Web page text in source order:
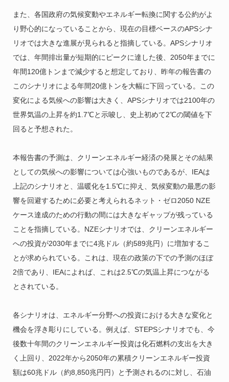
また、各国政府の気候変動やエネルギー転換に関する公約がよ
り野心的になっていることから、現在の目標ベースのAPSシナ
リオでは大きな進展が見られると指摘している。APSシナリオ
では、年間排出量が短期的にピークに達した後、2050年までに
年間120億トンまで減少すると想定しており、昨年の報告書の
このシナリオによる年間20億トンを大幅に下回っている。この
変化による気候への影響は大きく、APSシナリオでは2100年の
世界気温の上昇を約1.7℃と示唆し、史上初めて2℃の閾値を下
回ると予想された。
本報告書の予測は、クリーンエネルギー経済の発展とその結果
としての気候への影響については心強いものであるが、IEAは
上記のシナリオと、温暖化を1.5℃に抑え、気候変動の最悪の影
響を回避するために必要と考えられるネット・ゼロ2050 NZE
ケース達成のための行動の間には大きなギャップが残っている
ことを指摘している。NZEシナリオでは、クリーンエネルギー
への投資が2030年までに4兆ドル（約589兆円）に増加するこ
とが求められている。これは、現在の政策の下での予測のほぼ
2倍であり、IEAによれば、これは2.5℃の気温上昇につながる
とされている。
各シナリオは、エネルギー分野への投資における大きな変化と
機会を浮き彫りにしている。例えば、STEPSシナリオでも、今
後数十年間のクリーンエネルギー投資は化石燃料の支出を大き
く上回り、2022年から2050年の累積クリーンエネルギー投資
額は60兆ドル（約8,850兆円円）と予測されるのに対し、石油